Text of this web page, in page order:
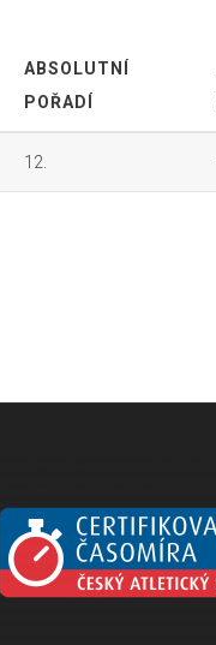
ABSOLUTNÍ
POŘADÍ
12.